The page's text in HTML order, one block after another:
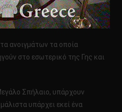
ανοιγμάτων τα οποία
στο εσωτερικό της Γης και
Σπήλαιο, υπάρχουν
υπάρχει εκεί ένα